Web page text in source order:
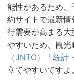
能性があるため
約サイトで最新
行需要が高まる
やすいため、観
（JNTO）「統計
立てやすいですよ。